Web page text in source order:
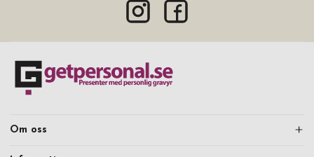
Om oss